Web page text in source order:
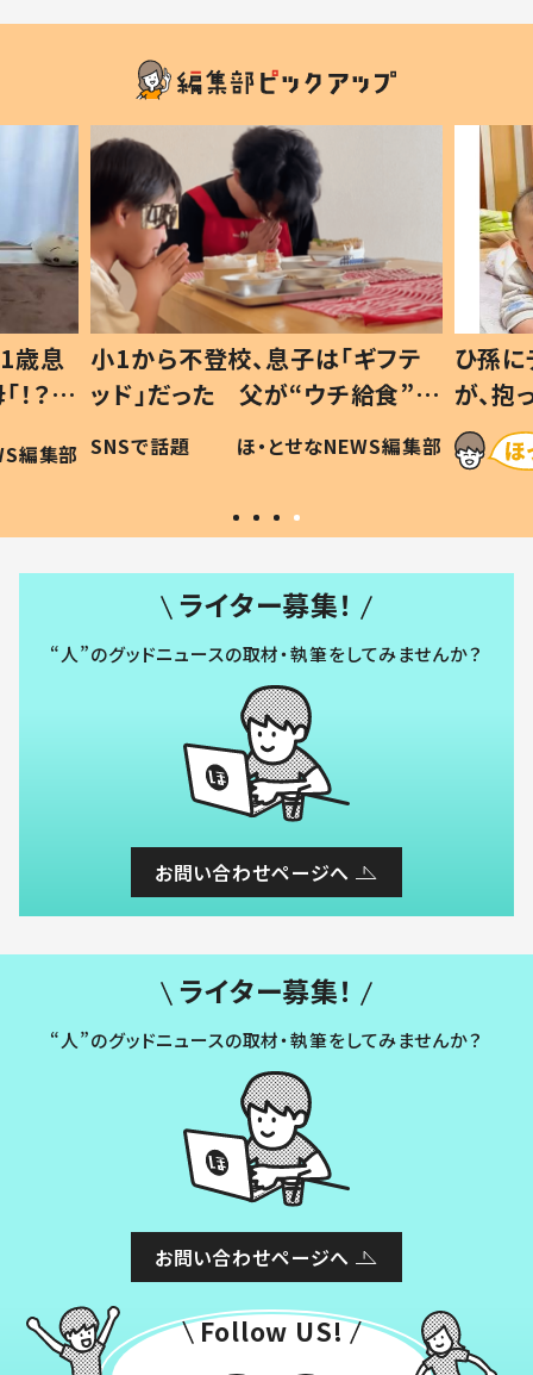
歳息
？」
編集部
小1から不登校、息子は「ギフテ
ッド」だった 父が“ウチ給食”を
作り続ける理由とは #令和の親
#令和の子
SNSで話題 ほ・とせなNEWS編集部
ひ孫
が、
「涙が
い」
ライター募集！
“人”のグッドニュースの取材・執筆をしてみませんか？
お問い合わせページへ
ライター募集！
“人”のグッドニュースの取材・執筆をしてみませんか？
お問い合わせページへ
Follow US!